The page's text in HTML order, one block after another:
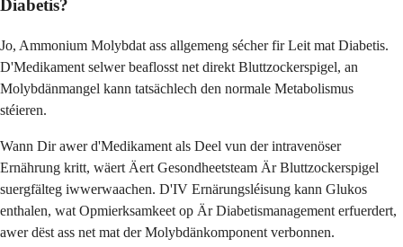
Diabetis?
Jo, Ammonium Molybdat ass allgemeng sécher fir Leit mat Diabetis.
D'Medikament selwer beaflosst net direkt Bluttzockerspigel, an
Molybdänmangel kann tatsächlech den normale Metabolismus
stéieren.
Wann Dir awer d'Medikament als Deel vun der intravenöser
Ernährung kritt, wäert Äert Gesondheetsteam Är Bluttzockerspigel
suergfälteg iwwerwaachen. D'IV Ernärungsléisung kann Glukos
enthalen, wat Opmierksamkeet op Är Diabetismanagement erfuerdert,
awer dëst ass net mat der Molybdänkomponent verbonnen.